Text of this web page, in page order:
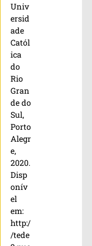
Univ
ersid
ade
Catól
ica
do
Rio
Gran
de do
Sul,
Porto
Alegr
e,
2020.
Disp
onív
el
em:
http:/
/tede